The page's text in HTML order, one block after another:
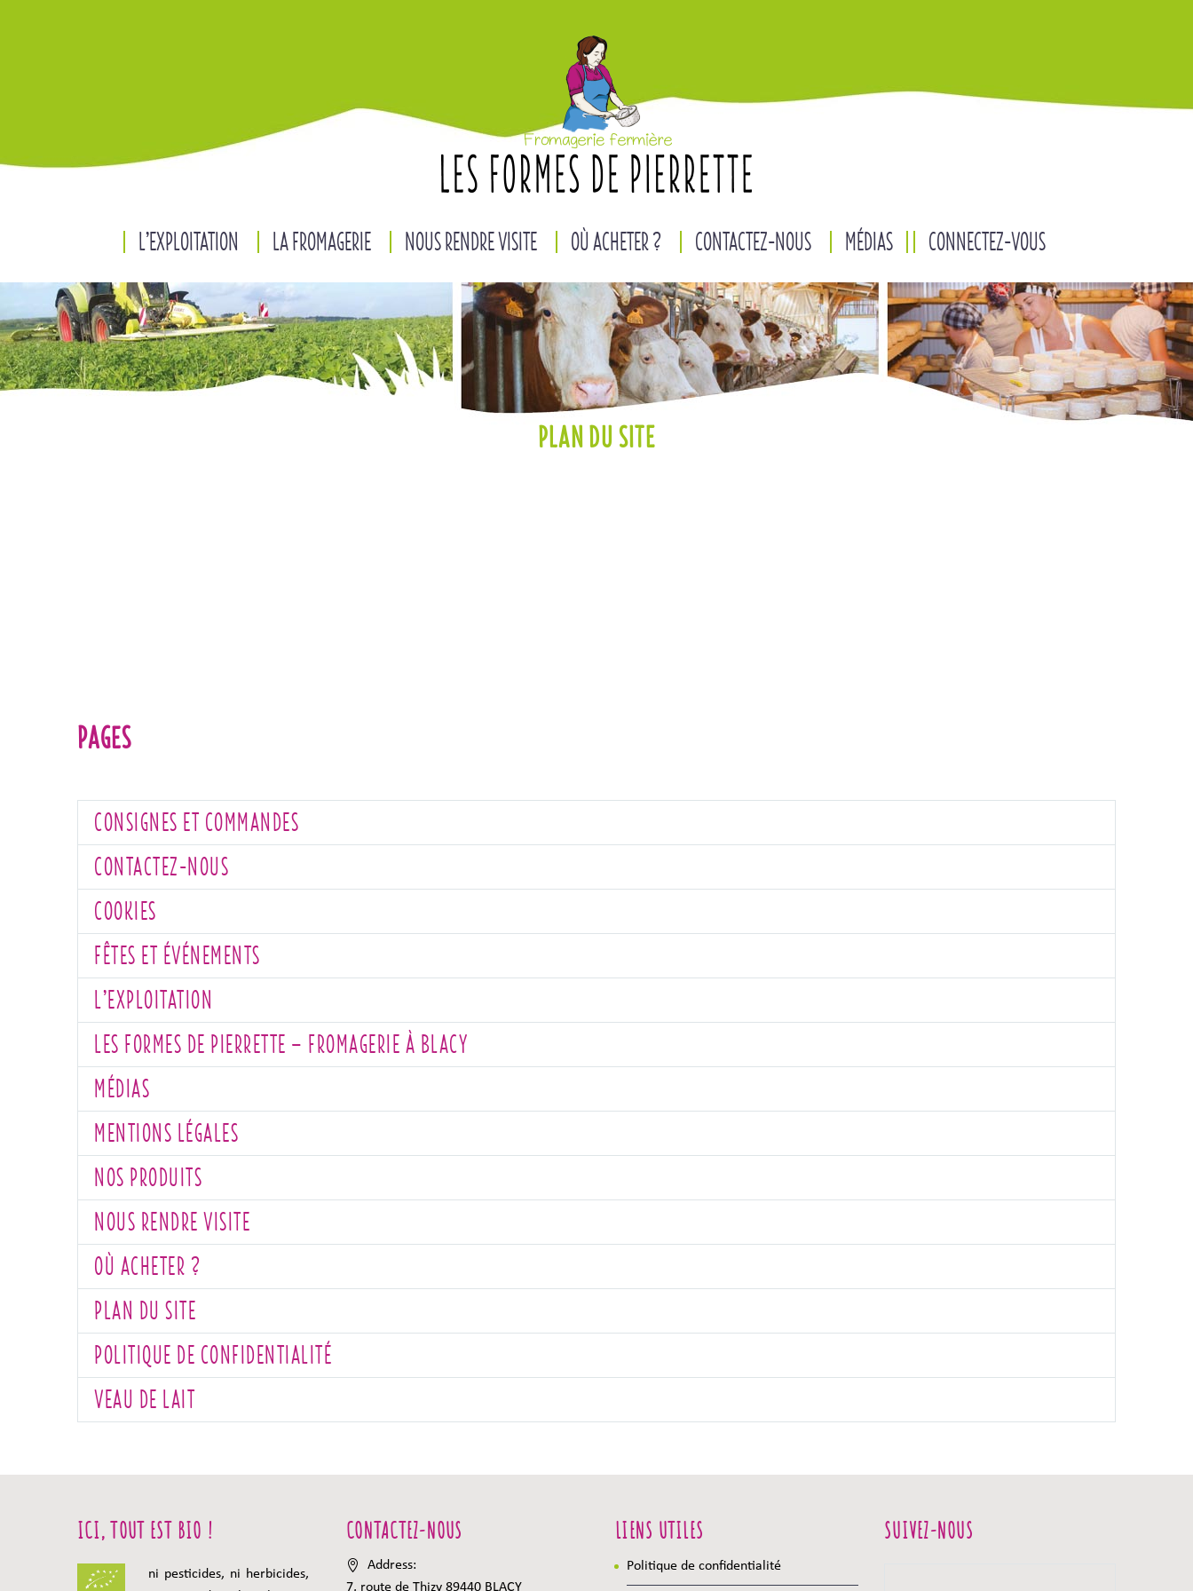
L’EXPLOITATION LA FROMAGERIE NOUS RENDRE VISITE OÙ ACHETER ? CONTACTEZ-NOUS MÉDIAS CONNECTEZ-VOUS
PLAN DU SITE
PAGES
CONSIGNES ET COMMANDES
CONTACTEZ-NOUS
COOKIES
FÊTES ET ÉVÉNEMENTS
L’EXPLOITATION
LES FORMES DE PIERRETTE – FROMAGERIE À BLACY
MÉDIAS
MENTIONS LÉGALES
NOS PRODUITS
NOUS RENDRE VISITE
OÙ ACHETER ?
PLAN DU SITE
POLITIQUE DE CONFIDENTIALITÉ
VEAU DE LAIT
ICI, TOUT EST BIO !
ni pesticides, ni herbicides,
CONTACTEZ-NOUS
Address:
7, route de Thizy 89440 BLACY
LIENS UTILES
Politique de confidentialité
SUIVEZ-NOUS